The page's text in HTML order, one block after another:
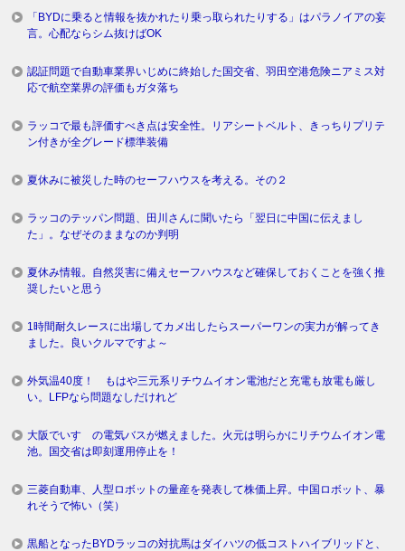
「BYDに乗ると情報を抜かれたり乗っ取られたりする」はパラノイアの妄
言。心配ならシム抜けばOK
認証問題で自動車業界いじめに終始した国交省、羽田空港危険ニアミス対
応で航空業界の評価もガタ落ち
ラッコで最も評価すべき点は安全性。リアシートベルト、きっちりプリテ
ン付きが全グレード標準装備
夏休みに被災した時のセーフハウスを考える。その２
ラッコのテッパン問題、田川さんに聞いたら「翌日に中国に伝えまし
た」。なぜそのままなのか判明
夏休み情報。自然災害に備えセーフハウスなど確保しておくことを強く推
奨したいと思う
1時間耐久レースに出場してカメ出したらスーパーワンの実力が解ってき
ました。良いクルマですよ～
外気温40度！ もはや三元系リチウムイオン電池だと充電も放電も厳し
い。LFPなら問題なしだけれど
大阪でいすゞの電気バスが燃えました。火元は明らかにリチウムイオン電
池。国交省は即刻運用停止を！
三菱自動車、人型ロボットの量産を発表して株価上昇。中国ロボット、暴
れそうで怖い（笑）
黒船となったBYDラッコの対抗馬はダイハツの低コストハイブリッドと、